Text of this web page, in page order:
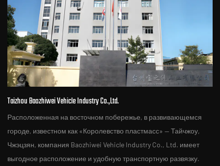
Taizhou Baozhiwei Vehicle Industry Co.,Ltd.
Расположенная на восточном побережье, в развивающемся
городе, известном как «Королевство пластмасс» — Тайчжоу,
Чжэцзян, компания Baozhiwei Vehicle Industry Co., Ltd. имеет
выгодное расположение и удобную транспортную развязку.